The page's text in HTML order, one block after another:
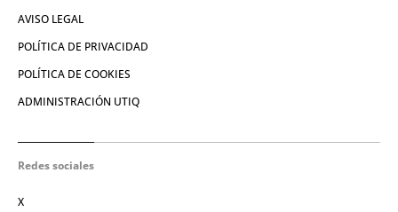
AVISO LEGAL
POLÍTICA DE PRIVACIDAD
POLÍTICA DE COOKIES
ADMINISTRACIÓN UTIQ
Redes sociales
X